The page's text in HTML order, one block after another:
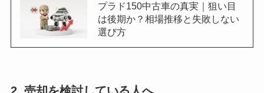
プラド150中古車の真実｜狙い目
は後期か？相場推移と失敗しない
選び方
2. 売却を検討している人へ